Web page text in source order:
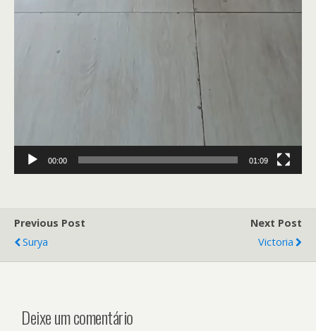
00:00 01:09
Previous Post
Surya
Next Post
Victoria
Deixe um comentário